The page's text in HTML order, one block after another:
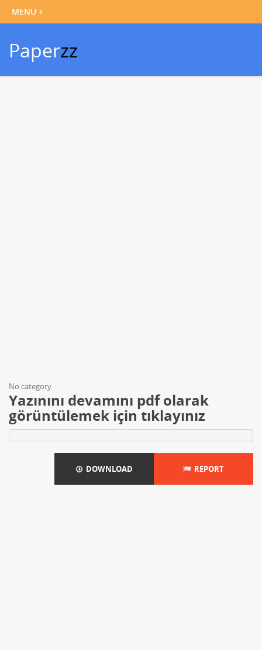
Paperzz
No category
Yazınını devamını pdf olarak
görüntülemek için tıklayınız
DOWNLOAD REPORT